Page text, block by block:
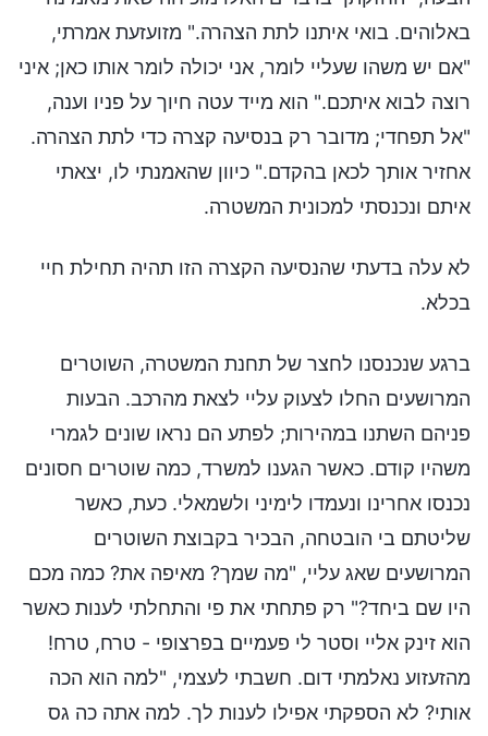
באלוהים. בואי איתנו לתת הצהרה." מזועזעת אמרתי,
"אם יש משהו שעליי לומר, אני יכולה לומר אותו כאן; איני
רוצה לבוא איתכם." הוא מייד עטה חיוך על פניו וענה,
"אל תפחדי; מדובר רק בנסיעה קצרה כדי לתת הצהרה.
אחזיר אותך לכאן בהקדם." כיוון שהאמנתי לו, יצאתי
איתם ונכנסתי למכונית המשטרה.
לא עלה בדעתי שהנסיעה הקצרה הזו תהיה תחילת חיי
בכלא.
ברגע שנכנסנו לחצר של תחנת המשטרה, השוטרים
המרושעים החלו לצעוק עליי לצאת מהרכב. הבעות
פניהם השתנו במהירות; לפתע הם נראו שונים לגמרי
משהיו קודם. כאשר הגענו למשרד, כמה שוטרים חסונים
נכנסו אחרינו ונעמדו לימיני ולשמאלי. כעת, כאשר
שליטתם בי הובטחה, הבכיר בקבוצת השוטרים
המרושעים שאג עליי, "מה שמך? מאיפה את? כמה מכם
היו שם ביחד?" רק פתחתי את פי והתחלתי לענות כאשר
הוא זינק אליי וסטר לי פעמיים בפרצופי - טרח, טרח!
מהזעזוע נאלמתי דום. חשבתי לעצמי, "למה הוא הכה
אותי? לא הספקתי אפילו לענות לך. למה אתה כה גס